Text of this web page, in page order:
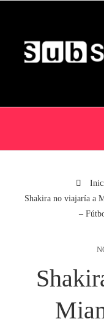
Shakira no viajaría a
–